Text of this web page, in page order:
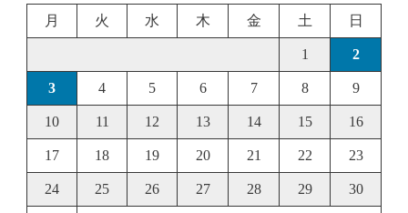
月
火 水 木 金 土 日
1 2
3 4 5 6 7 8 9
10 11 12 13 14 15 16
17 18 19 20 21 22 23
24 25 26 27 28 29 30